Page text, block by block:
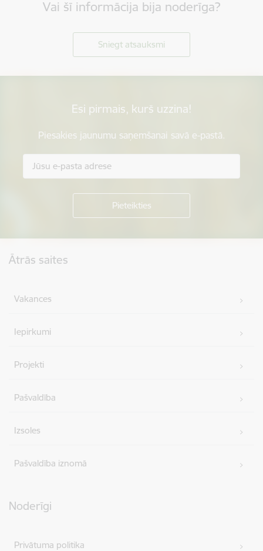
Vai šī informācija bija noderīga?
Sniegt atsauksmi
Esi pirmais, kurš uzzina!
Piesakies jaunumu saņemšanai savā e-pastā.
Ātrās saites
Vakances
Iepirkumi
Projekti
Pašvaldība
Izsoles
Pašvaldība iznomā
Noderīgi
Privātuma politika